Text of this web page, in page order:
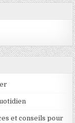
et conseils pour